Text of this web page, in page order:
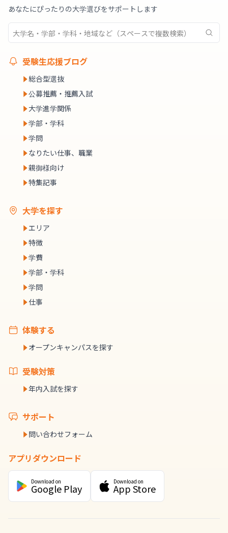
あなたにぴったりの大学選びをサポートします
受験生応援ブログ
総合型選抜
公募推薦・推薦入試
大学進学関係
学部・学科
学問
なりたい仕事、職業
親御様向け
特集記事
大学を探す
エリア
特徴
学費
学部・学科
学問
仕事
体験する
オープンキャンパスを探す
受験対策
年内入試を探す
サポート
問い合わせフォーム
アプリダウンロード
Download on
Google Play
Download on
App Store